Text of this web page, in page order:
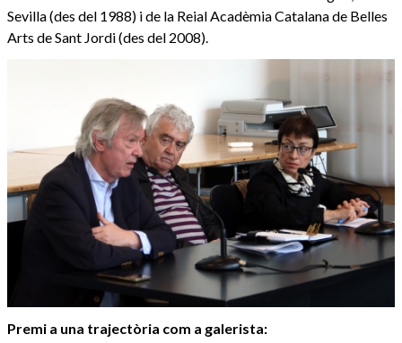
Sevilla (des del 1988) i de la Reial Acadèmia Catalana de Belles
Arts de Sant Jordi (des del 2008).
Premi a una trajectòria com a galerista: